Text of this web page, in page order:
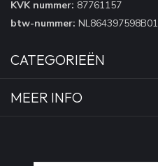
KVK nummer: 87761157
btw-nummer: NL864397598B01
CATEGORIEËN
MEER INFO